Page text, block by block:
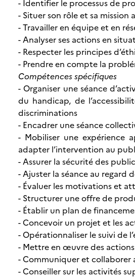
- Identifier le processus de
- Situer son rôle et sa
- Travailler en équipe et en
- Analyser ses actions en
- Respecter les principes
- Prendre en compte la
Compétences spécifiques
- Organiser une séance
du handicap, de
discriminations
- Encadrer une séance
- Mobiliser une expérience
adapter l’intervention au
- Assurer la sécurité des
- Ajuster la séance au
- Évaluer les motivations et
- Structurer une offre de
- Établir un plan de
- Concevoir un projet et les
- Opérationnaliser le suivi de
- Mettre en œuvre des
- Communiquer et collaborer
- Conseiller sur les activités